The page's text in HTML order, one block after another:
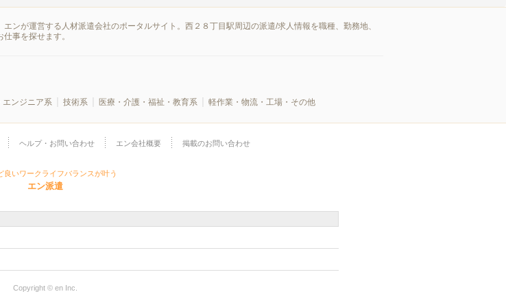
ンが運営する人材派遣会社のポータルサイト。西２８丁目駅周辺の派遣/求人情報を職種、勤務地、
事を探せます。
エンジニア系 技術系 医療・介護・福祉・教育系 軽作業・物流・工場・その他
ヘルプ・お問い合わせ エン会社概要 掲載のお問い合わせ
良いワークライフバランスが叶う
エン派遣
Copyright © en Inc.